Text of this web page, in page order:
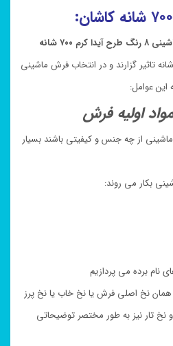
فرش ماشینی ۸ رنگ طرح آیدا کرم ۷۰۰ شانه
و طبع کیفیت فرش ۷۰۰ شانه تاثیر گزارند و در انتخاب فرش ماشینی
عوامل:
اولیه فرش
از چه جنس و کیفیتی باشند بسیار
بکار می روند:
نام برده می پردازیم
نخ اصلی فرش یا نخ خاب یا نخ پرز
تار نیز به طور مختصر توضیحاتی